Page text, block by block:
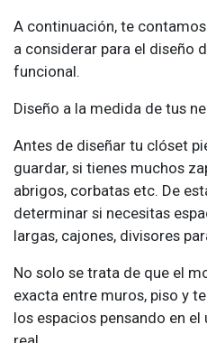
A continuación, te
a considerar para el diseño
funcional.
Diseño a la medida de tus
Antes de diseñar tu clóset
guardar, si tienes muchos
abrigos, corbatas etc. De
determinar si necesitas
largas, cajones, divisores
No solo se trata de que el
exacta entre muros, piso y
los espacios pensando en